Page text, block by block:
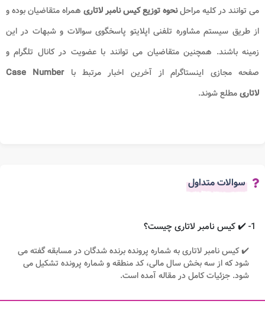
می توانند در کلیه مراحلنحوه توزیعکیس نامبر لاتاری همراه متقاضیان بوده و
از طریق سیستم مشاوره تلفنی اپلایتو پاسخگوی سوالات و شبهات در این
زمینه باشند. همچنین متقاضیان می توانند با عضویت در کانال تلگرام و
صفحه مجازی اینستاگرام از آخرین اخبار مرتبط باCase Number
لاتاریمطلع شوند.
سوالات متداول
1- ✔️ کیس نامبر لاتاری چیست؟
✔️ کیس نامبر لاتاری به شماره پرونده برنده شدگان در مسابقه گفته می
شود که از سه بخش سال مالی، کد منطقه و شماره پرونده تشکیل می
شود. جزئیات کامل در مقاله آمده است.